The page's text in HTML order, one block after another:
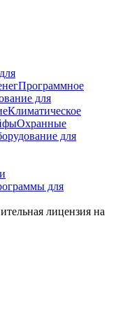
Программное
для
Климатическое
Охранные
для
для
лицензия на